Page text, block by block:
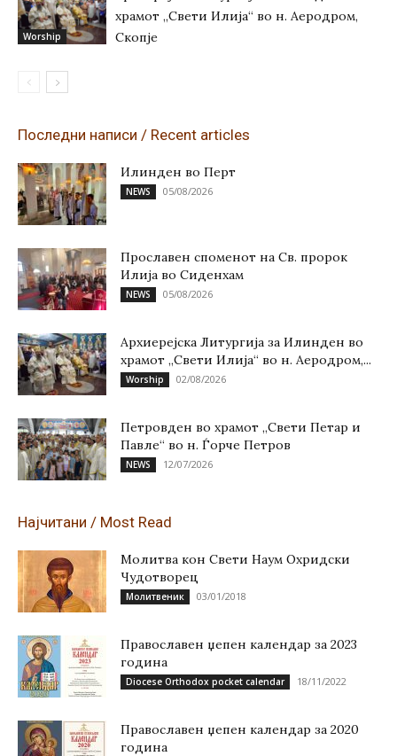
Worship
храмот „Свети Илија“ во н. Аеродром,
Скопје
Последни написи / Recent articles
Илинден во Перт
NEWS 05/08/2026
Прославен споменот на Св. пророк
Илија во Сиденхам
NEWS 05/08/2026
Архиерејска Литургија за Илинден во
храмот „Свети Илија“ во н. Аеродром,...
Worship 02/08/2026
Петровден во храмот „Свети Петар и
Павле“ во н. Ѓорче Петров
NEWS 12/07/2026
Најчитани / Most Read
Молитва кон Свети Наум Охридски
Чудотворец
Молитвеник 03/01/2018
Православен џепен календар за 2023
година
Diocese Orthodox pocket calendar 18/11/2022
Православен џепен календар за 2020
година